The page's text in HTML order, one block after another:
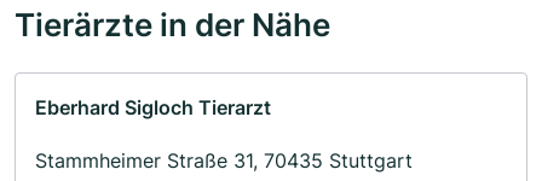
Tierärzte in der Nähe
Eberhard Sigloch Tierarzt
Stammheimer Straße 31, 70435 Stuttgart